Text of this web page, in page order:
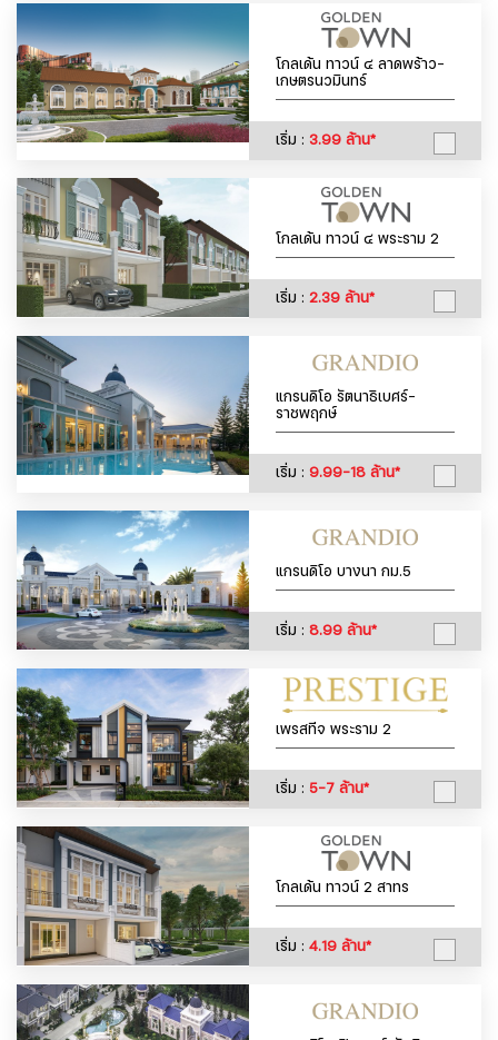
โกลเด้น ทาวน์ ๔ ลาดพร้าว-
เกษตรนวมินทร์
เริ่ม : 3.99 ล้าน*
โกลเด้น ทาวน์ ๔ พระราม 2
เริ่ม : 2.39 ล้าน*
แกรนดิโอ รัตนาธิเบศร์-
ราชพฤกษ์
เริ่ม : 9.99-18 ล้าน*
แกรนดิโอ บางนา กม.5
เริ่ม : 8.99 ล้าน*
เพรสทีจ พระราม 2
เริ่ม : 5-7 ล้าน*
โกลเด้น ทาวน์ 2 สาทร
เริ่ม : 4.19 ล้าน*